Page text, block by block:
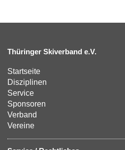
Thüringer Skiverband e.V.
Startseite
Disziplinen
Service
Sponsoren
Verband
Vereine